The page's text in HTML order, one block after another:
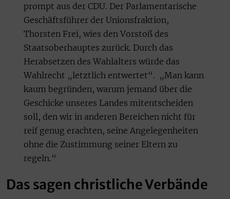
prompt aus der CDU. Der Parlamentarische
Geschäftsführer der Unionsfraktion,
Thorsten Frei, wies den Vorstoß des
Staatsoberhauptes zurück. Durch das
Herabsetzen des Wahlalters würde das
Wahlrecht „letztlich entwertet“. „Man kann
kaum begründen, warum jemand über die
Geschicke unseres Landes mitentscheiden
soll, den wir in anderen Bereichen nicht für
reif genug erachten, seine Angelegenheiten
ohne die Zustimmung seiner Eltern zu
regeln.“
Das sagen christliche Verbände